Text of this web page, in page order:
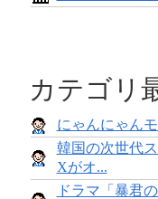
カテゴリ
にゃんにゃん
韓国の次世代
Xがオ...
ドラマ「暴君